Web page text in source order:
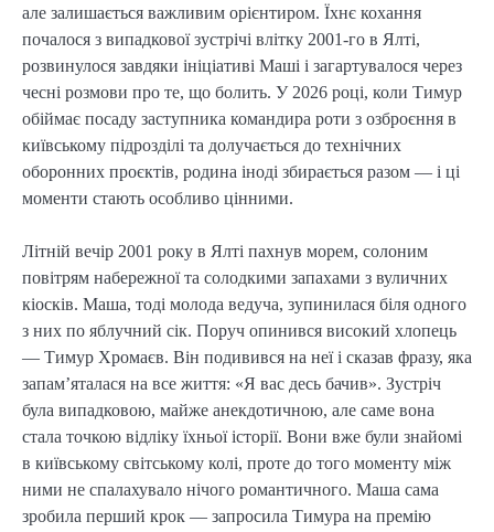
але залишається важливим орієнтиром. Їхнє кохання
почалося з випадкової зустрічі влітку 2001-го в Ялті,
розвинулося завдяки ініціативі Маші і загартувалося через
чесні розмови про те, що болить. У 2026 році, коли Тимур
обіймає посаду заступника командира роти з озброєння в
київському підрозділі та долучається до технічних
оборонних проєктів, родина іноді збирається разом — і ці
моменти стають особливо цінними.
Літній вечір 2001 року в Ялті пахнув морем, солоним
повітрям набережної та солодкими запахами з вуличних
кіосків. Маша, тоді молода ведуча, зупинилася біля одного
з них по яблучний сік. Поруч опинився високий хлопець
— Тимур Хромаєв. Він подивився на неї і сказав фразу, яка
запам’яталася на все життя: «Я вас десь бачив». Зустріч
була випадковою, майже анекдотичною, але саме вона
стала точкою відліку їхньої історії. Вони вже були знайомі
в київському світському колі, проте до того моменту між
ними не спалахувало нічого романтичного. Маша сама
зробила перший крок — запросила Тимура на премію